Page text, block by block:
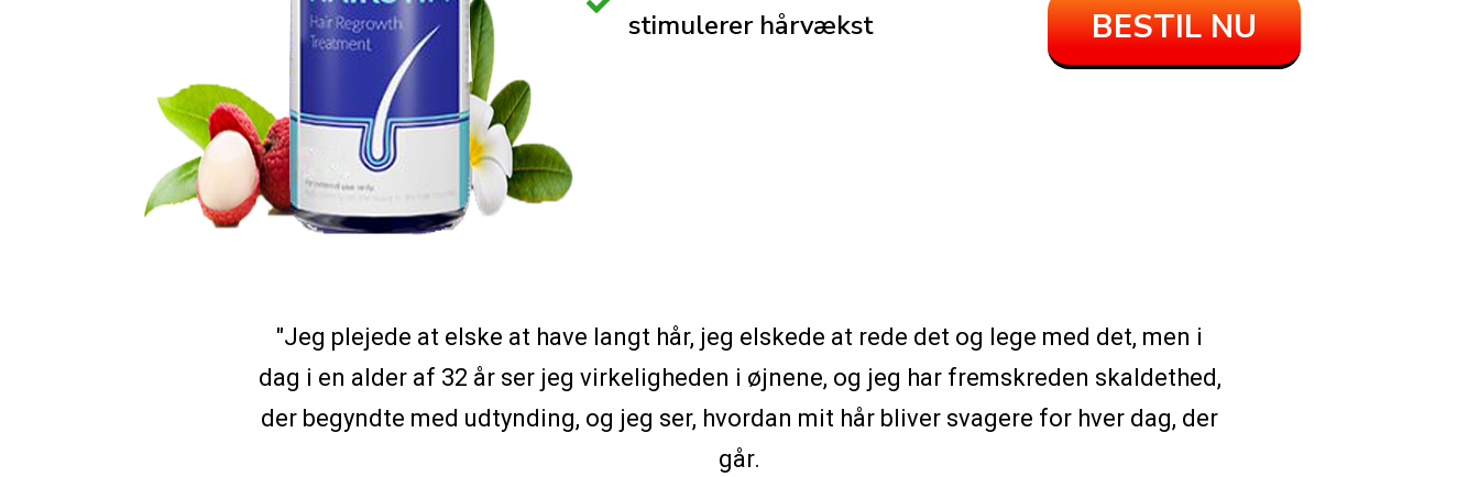
stimulerer hårvækst
BESTIL NU
"Jeg plejede at elske at have langt hår, jeg elskede at rede det og lege med det, men i
dag i en alder af 32 år ser jeg virkeligheden i øjnene, og jeg har fremskreden skaldethed,
der begyndte med udtynding, og jeg ser, hvordan mit hår bliver svagere for hver dag, der
går.